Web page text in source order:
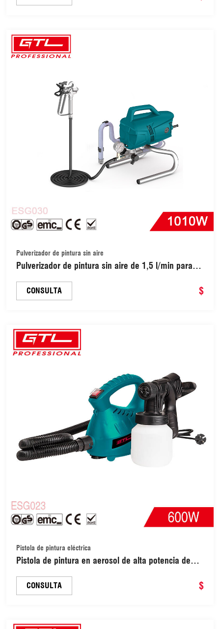
Pulverizador de pintura sin aire
Pulverizador de pintura sin aire de 1,5 l/min para
CONSULTA $
Pistola de pintura eléctrica
Pistola de pintura en aerosol de alta potencia de
CONSULTA $